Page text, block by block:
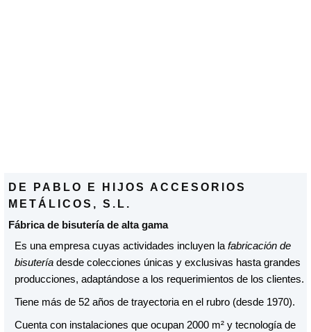
DE PABLO E HIJOS ACCESORIOS
METÁLICOS, S.L.
Fábrica de bisutería de alta gama
Es una empresa cuyas actividades incluyen la fabricación de
bisutería desde colecciones únicas y exclusivas hasta grandes
producciones, adaptándose a los requerimientos de los clientes.
Tiene más de 52 años de trayectoria en el rubro (desde 1970).
Cuenta con instalaciones que ocupan 2000 m² y tecnología de